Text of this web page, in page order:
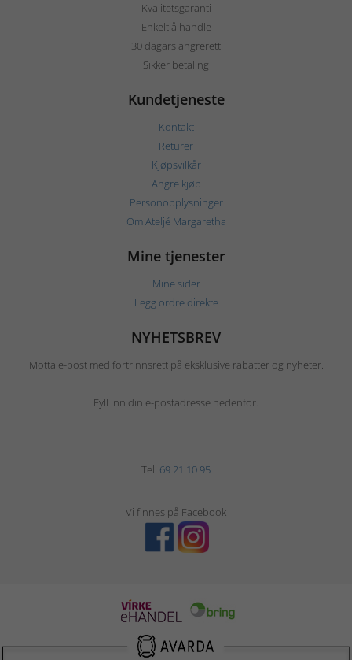
Kvalitetsgaranti
Enkelt å handle
30 dagars angrerett
Sikker betaling
Kundetjeneste
Kontakt
Returer
Kjøpsvilkår
Angre kjøp
Personopplysninger
Om Ateljé Margaretha
Mine tjenester
Mine sider
Legg ordre direkte
NYHETSBREV
Motta e-post med fortrinnsrett på eksklusive rabatter og nyheter.
Fyll inn din e-postadresse nedenfor.
Tel: 69 21 10 95
Vi finnes på Facebook